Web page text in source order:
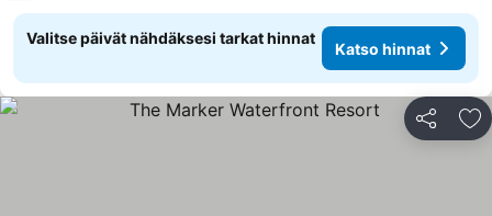
Valitse päivät nähdäksesi tarkat hinnat
Katso hinnat
Jaa